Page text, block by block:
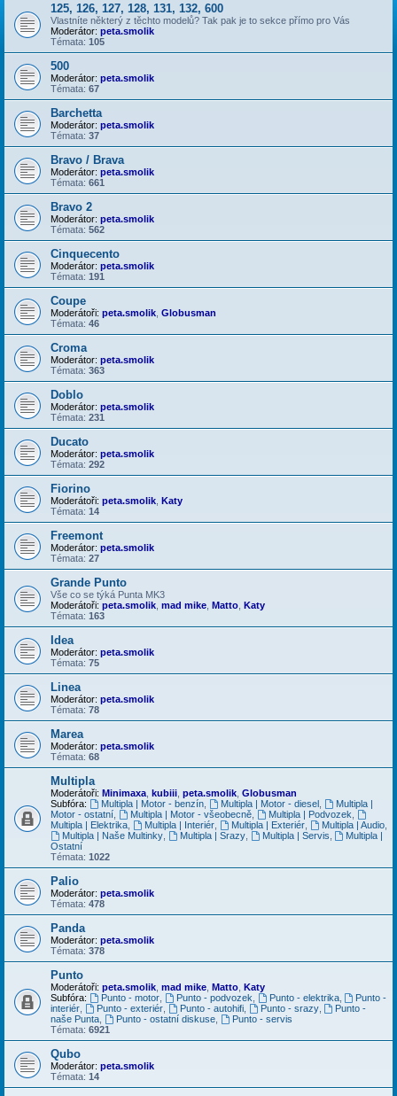
125, 126, 127, 128, 131, 132, 600
Vlastníte některý z těchto modelů? Tak pak je to sekce přímo pro Vás
Moderátor: peta.smolik
Témata: 105
500
Moderátor: peta.smolik
Témata: 67
Barchetta
Moderátor: peta.smolik
Témata: 37
Bravo / Brava
Moderátor: peta.smolik
Témata: 661
Bravo 2
Moderátor: peta.smolik
Témata: 562
Cinquecento
Moderátor: peta.smolik
Témata: 191
Coupe
Moderátoři: peta.smolik Globusman
Témata: 46
Croma
Moderátor: peta.smolik
Témata: 363
Doblo
Moderátor: peta.smolik
Témata: 231
Ducato
Moderátor: peta.smolik
Témata: 292
Fiorino
Moderátoři: peta.smolik Katy
Témata: 14
Freemont
Moderátor: peta.smolik
Témata: 27
Grande Punto
Vše co se týká Punta MK3
Moderátoři: peta.smolik mad mike Matto Katy
Témata: 163
Idea
Moderátor: peta.smolik
Témata: 75
Linea
Moderátor: peta.smolik
Témata: 78
Marea
Moderátor: peta.smolik
Témata: 68
Multipla
Moderátoři: Minimaxa kubiii peta.smolik Globusman
Subfóra:
Multipla | Motor - benzín, Multipla | Motor - diesel,
Multipla |
Motor - ostatní
Multipla | Motor - všeobecně, Multipla | Podvozek
Multipla | Elektrika
Multipla | Interiér, Multipla | Exteriér, Multipla | Audio,
Multipla | Naše Multinky, Multipla | Srazy, Multipla | Servis
Multipla |
Ostatní
Témata: 1022
Palio
Moderátor: peta.smolik
Témata: 478
Panda
Moderátor: peta.smolik
Témata: 378
Punto
Moderátoři: peta.smolik mad mike Matto Katy
Subfóra:
Punto - motor, Punto - podvozek Punto - elektrika,
Punto -
interiér
Punto - exteriér, Punto - autohifi, Punto - srazy,
Punto -
naše Punta
Punto - ostatní diskuse,
Punto - servis
Témata: 6921
Qubo
Moderátor: peta.smolik
Témata: 14